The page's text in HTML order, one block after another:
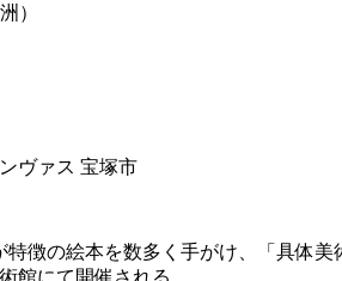
）
ヴァス 宝塚市
徴の絵本を数多く手がけ、「具体